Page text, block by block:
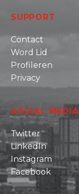
SUPPORT
Contact
Word Lid
Profileren
Privacy
SOCIAL MEDIA
Twitter
LinkedIn
Instagram
Facebook